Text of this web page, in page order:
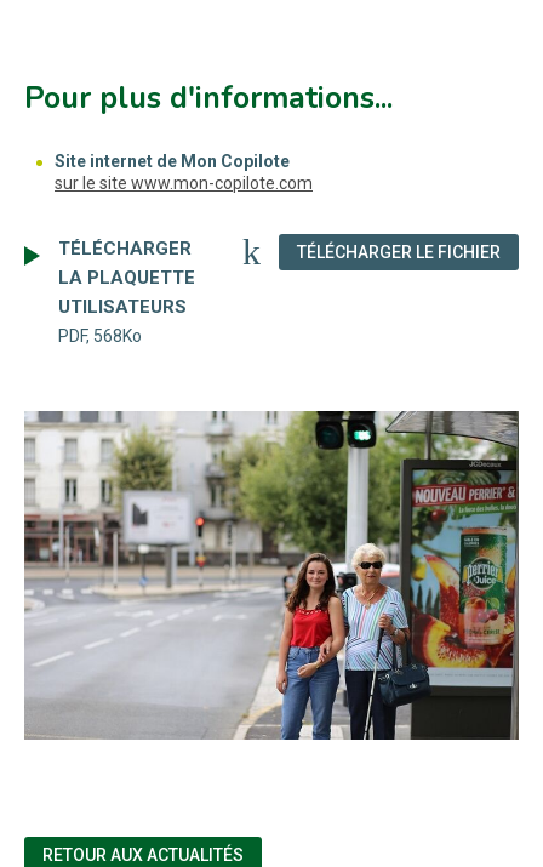
Pour plus d'informations...
Site internet de Mon Copilote
sur le site www.mon-copilote.com
TÉLÉCHARGER
LA PLAQUETTE
UTILISATEURS
PDF, 568Ko
TÉLÉCHARGER LE FICHIER
RETOUR AUX ACTUALITÉS